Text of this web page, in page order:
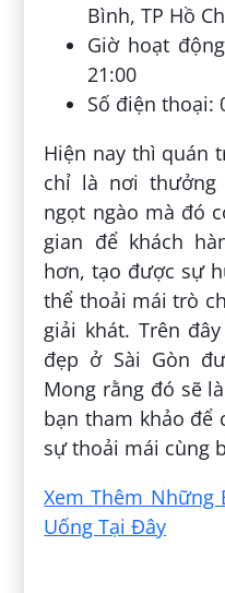
Bình, TP Hồ
Giờ hoạt
21:00
Số điện thoại:
Hiện nay thì quán
chỉ là nơi
ngọt ngào mà đó
gian để khách
hơn, tạo được sự
thể thoải mái trò
giải khát. Trên
đẹp ở Sài Gòn
Mong rằng đó sẽ
bạn tham khảo để
sự thoải mái cùng
Xem Thêm Những
Uống Tại Đây